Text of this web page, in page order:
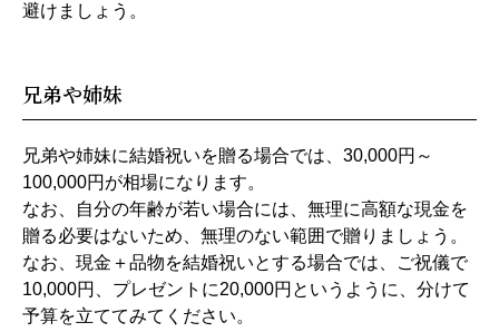
避けましょう。
兄弟や姉妹
兄弟や姉妹に結婚祝いを贈る場合では、30,000円～
100,000円が相場になります。
なお、自分の年齢が若い場合には、無理に高額な現金を
贈る必要はないため、無理のない範囲で贈りましょう。
なお、現金＋品物を結婚祝いとする場合では、ご祝儀で
10,000円、プレゼントに20,000円というように、分けて
予算を立ててみてください。